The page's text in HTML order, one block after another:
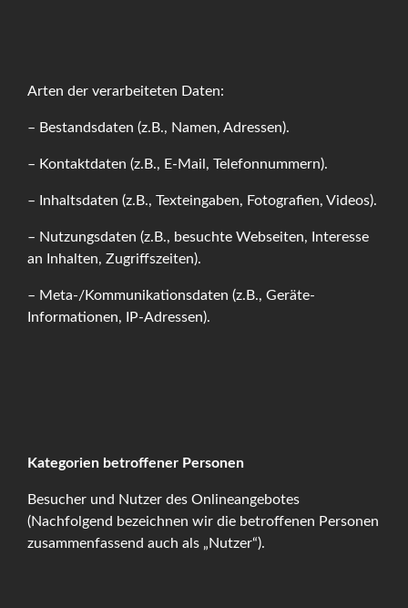
Arten der verarbeiteten Daten:
– Bestandsdaten (z.B., Namen, Adressen).
– Kontaktdaten (z.B., E-Mail, Telefonnummern).
– Inhaltsdaten (z.B., Texteingaben, Fotografien, Videos).
– Nutzungsdaten (z.B., besuchte Webseiten, Interesse
an Inhalten, Zugriffszeiten).
– Meta-/Kommunikationsdaten (z.B., Geräte-
Informationen, IP-Adressen).
Kategorien betroffener Personen
Besucher und Nutzer des Onlineangebotes
(Nachfolgend bezeichnen wir die betroffenen Personen
zusammenfassend auch als „Nutzer“).